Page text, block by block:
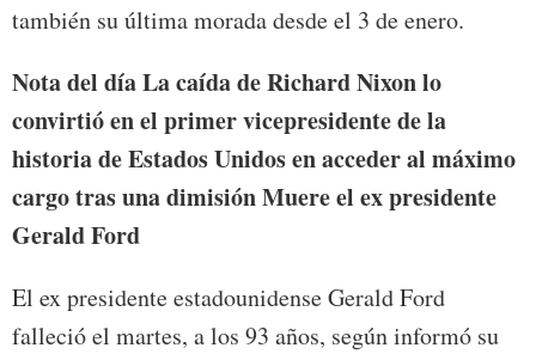
también su última morada desde el 3 de enero.
Nota del día La caída de Richard Nixon lo
convirtió en el primer vicepresidente de la
historia de Estados Unidos en acceder al máximo
cargo tras una dimisión Muere el ex presidente
Gerald Ford
El ex presidente estadounidense Gerald Ford
falleció el martes, a los 93 años, según informó su